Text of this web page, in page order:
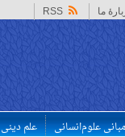
ما RSS
مبانی علوم‌انسانی علم دینی